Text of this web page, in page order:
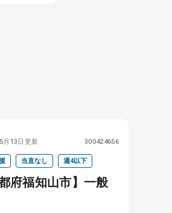
月13日更新 300424656
当直なし 週4以下
都府福知山市】一般